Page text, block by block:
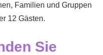
Familien und Gruppen
12 Gästen.
Sie